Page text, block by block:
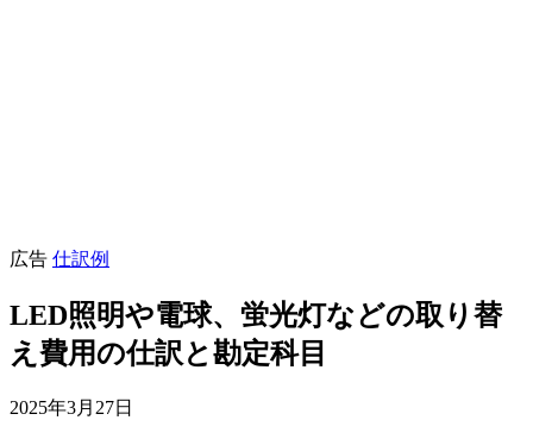
広告 仕訳例
LED照明や電球、蛍光灯などの取り替
え費用の仕訳と勘定科目
2025年3月27日